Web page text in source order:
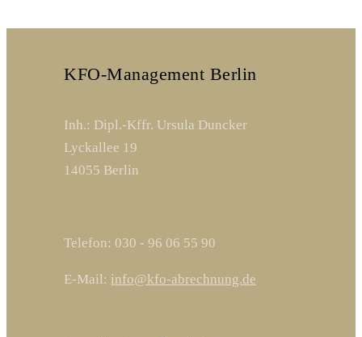
KFO-Management Berlin
Inh.: Dipl.-Kffr. Ursula Duncker
Lyckallee 19
14055 Berlin
Telefon: 030 - 96 06 55 90
E-Mail: info@kfo-abrechnung.de